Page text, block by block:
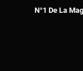
N°1 De La